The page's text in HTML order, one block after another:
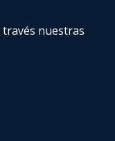
nuestras